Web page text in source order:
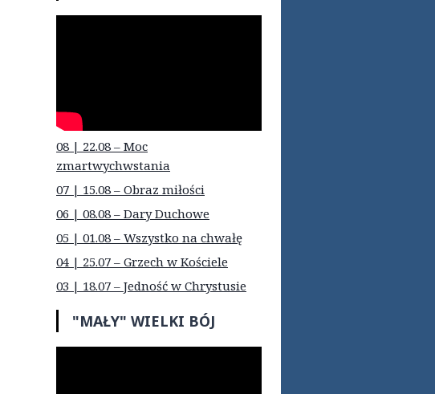
08 | 22.08 – Moc
zmartwychwstania
07 | 15.08 – Obraz miłości
06 | 08.08 – Dary Duchowe
05 | 01.08 – Wszystko na chwałę
04 | 25.07 – Grzech w Kościele
03 | 18.07 – Jedność w Chrystusie
"MAŁY" WIELKI BÓJ